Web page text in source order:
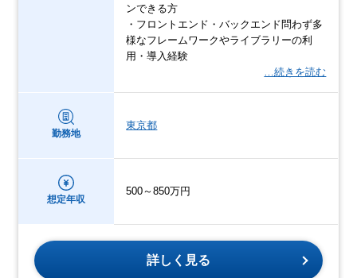
ンできる方
・フロントエンド・バックエンド問わず多
様なフレームワークやライブラリーの利
用・導入経験
…続きを読む
勤務地
東京都
想定年収
500～850万円
詳しく見る